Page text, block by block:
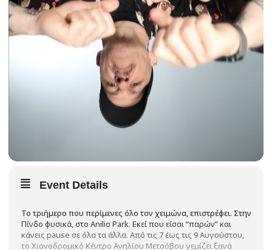
Event Details
Το τριήμερο που περίμενες όλο τον χειμώνα, επιστρέφει. Στην
Πίνδο φυσικά, στο Anilio Park. Εκεί που είσαι “παρών” και
κάνεις pause σε όλα τα άλλα. Από τις 7 έως τις 9 Αυγούστου,
το Χιονοδρομικό Κέντρο Ανηλίου Μετσόβου γεμίζει ξανά